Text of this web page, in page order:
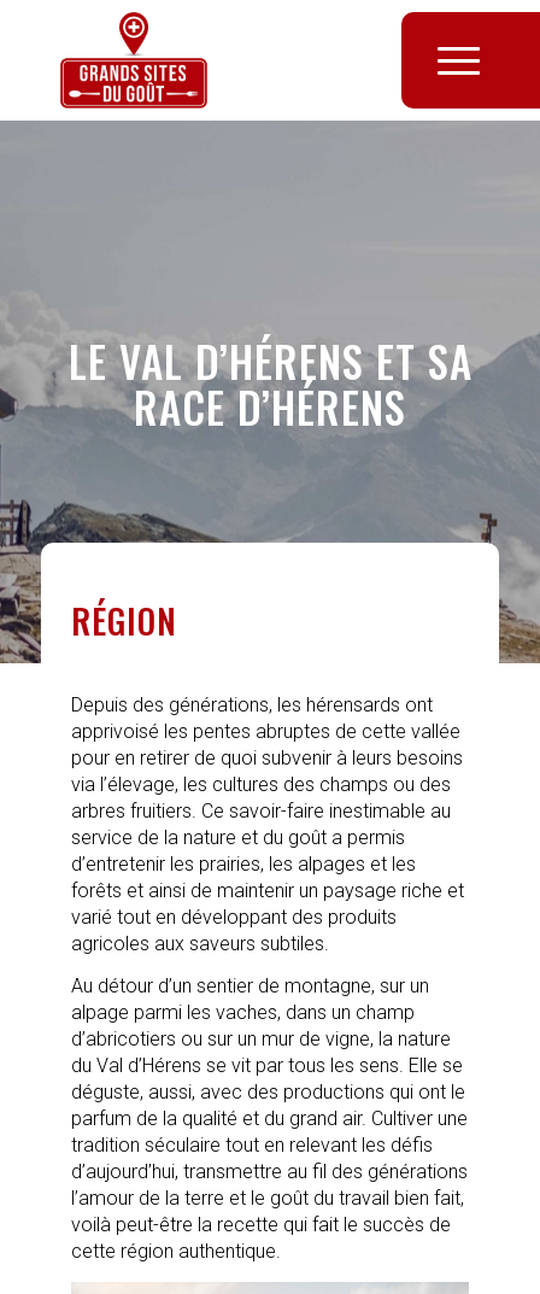
LE VAL D’HÉRENS ET SA
RACE D’HÉRENS
RÉGION
Depuis des générations, les hérensards ont
apprivoisé les pentes abruptes de cette vallée
pour en retirer de quoi subvenir à leurs besoins
via l’élevage, les cultures des champs ou des
arbres fruitiers. Ce savoir-faire inestimable au
service de la nature et du goût a permis
d’entretenir les prairies, les alpages et les
forêts et ainsi de maintenir un paysage riche et
varié tout en développant des produits
agricoles aux saveurs subtiles.
Au détour d’un sentier de montagne, sur un
alpage parmi les vaches, dans un champ
d’abricotiers ou sur un mur de vigne, la nature
du Val d’Hérens se vit par tous les sens. Elle se
déguste, aussi, avec des productions qui ont le
parfum de la qualité et du grand air. Cultiver une
tradition séculaire tout en relevant les défis
d’aujourd’hui, transmettre au fil des générations
l’amour de la terre et le goût du travail bien fait,
voilà peut-être la recette qui fait le succès de
cette région authentique.